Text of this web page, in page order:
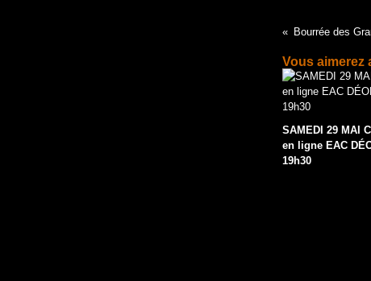
Bourrée des
Vous aimerez
SAMEDI 29 MAI
en ligne EAC
19h30